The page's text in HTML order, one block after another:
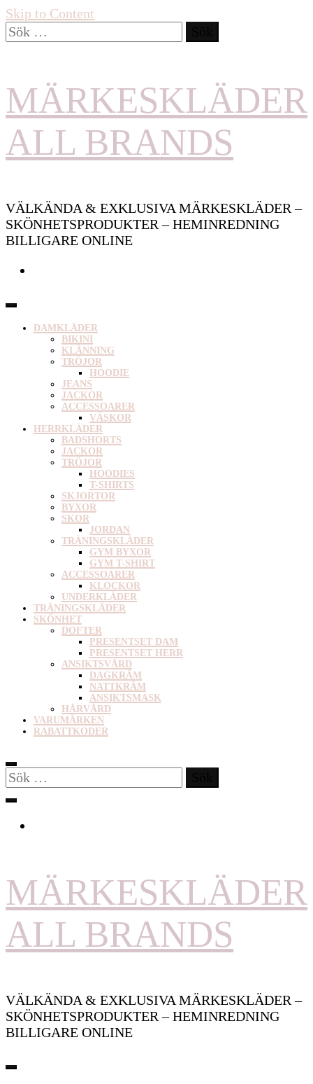
Skip to Content
Sök
efter:
MÄRKESKLÄDER
ALL BRANDS
VÄLKÄNDA & EXKLUSIVA MÄRKESKLÄDER –
SKÖNHETSPRODUKTER – HEMINREDNING
BILLIGARE ONLINE
DAMKLÄDER
BIKINI
KLÄNNING
TRÖJOR
HOODIE
JEANS
JACKOR
ACCESSOARER
VÄSKOR
HERRKLÄDER
BADSHORTS
JACKOR
TRÖJOR
HOODIES
T-SHIRTS
SKJORTOR
BYXOR
SKOR
JORDAN
TRÄNINGSKLÄDER
GYM BYXOR
GYM T-SHIRT
ACCESSOARER
KLOCKOR
UNDERKLÄDER
TRÄNINGSKLÄDER
SKÖNHET
DOFTER
PRESENTSET DAM
PRESENTSET HERR
ANSIKTSVÅRD
DAGKRÄM
NATTKRÄM
ANSIKTSMASK
HÅRVÅRD
VARUMÄRKEN
RABATTKODER
Sök
efter:
MÄRKESKLÄDER
ALL BRANDS
VÄLKÄNDA & EXKLUSIVA MÄRKESKLÄDER –
SKÖNHETSPRODUKTER – HEMINREDNING
BILLIGARE ONLINE